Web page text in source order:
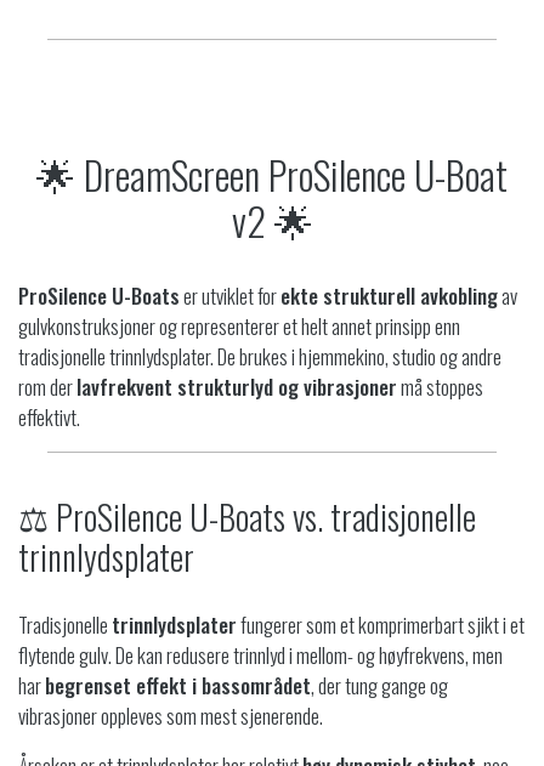
🌟 DreamScreen ProSilence U-Boat
v2 🌟
ProSilence U-Boatser utviklet forekte strukturell avkoblingav
gulvkonstruksjoner og representerer et helt annet prinsipp enn
tradisjonelle trinnlydsplater. De brukes i hjemmekino, studio og andre
rom derlavfrekvent strukturlyd og vibrasjonermå stoppes
effektivt.
⚖️ ProSilence U-Boats vs. tradisjonelle
trinnlydsplater
Tradisjonelle trinnlydsplaterfungerer som et komprimerbart sjikt i et
flytende gulv. De kan redusere trinnlyd i mellom- og høyfrekvens, men
harbegrenset effekt i bassområdet, der tung gange og
vibrasjoner oppleves som mest sjenerende.